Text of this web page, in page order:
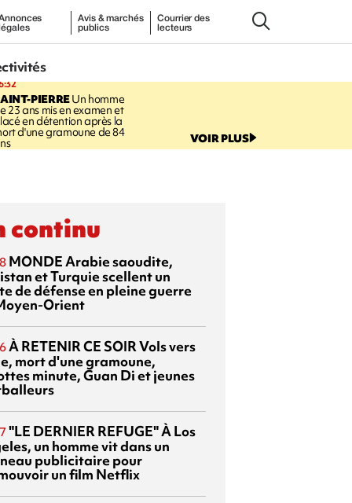
légales
Avis & marchés
publics
Courrier des
lecteurs
PIERREUn homme
23 ans mis en examen et
en détention après la
d'une gramoune de 84 VOIR PLUS
continu
MONDEArabie saoudite,
et Turquie scellent un
de défense en pleine guerre
Orient
À RETENIR CE SOIRVols vers
mort d'une gramoune,
minute, Guan Di et jeunes
"LE DERNIER REFUGE"À Los
un homme vit dans un
publicitaire pour
un film Netflix